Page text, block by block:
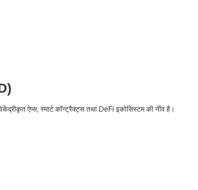
ऐप्स, स्मार्ट कॉन्ट्रैक्ट्स तथा DeFi इकोसिस्टम की नींव है।